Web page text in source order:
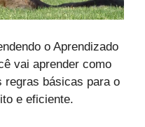
o Aprendizado
vai aprender como
regras básicas para o
e eficiente.